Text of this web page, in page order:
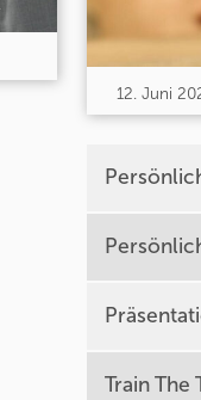
12. Juni
Train The